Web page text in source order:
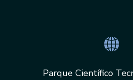
Parque Científico